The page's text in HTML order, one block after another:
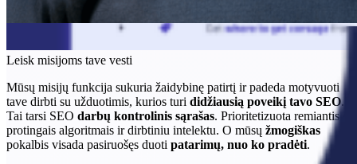
Leisk misijoms tave vesti
Mūsų misijų funkcija sukuria žaidybinę patirtį ir padeda motyvuoti
tave dirbti su užduotimis, kurios turi didžiausią poveikį tavo SEO.
Tai tarsi SEO darbų kontrolinis sąrašas. Prioritetizuota remiantis
protingais algoritmais ir dirbtiniu intelektu. O mūsų žmogiškas
pokalbis visada pasiruošęs duoti patarimų, nuo ko pradėti.